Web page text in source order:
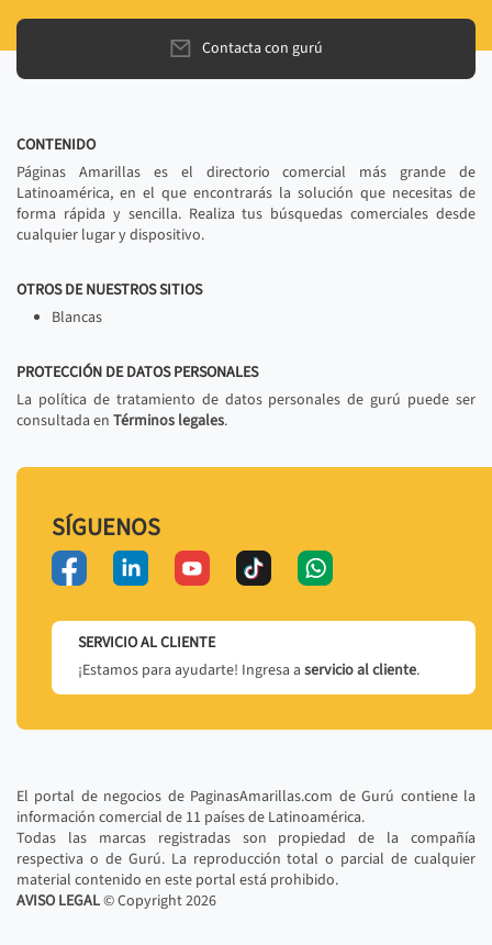
Contacta con gurú
CONTENIDO
Páginas Amarillas es el directorio comercial más grande de
Latinoamérica, en el que encontrarás la solución que necesitas de
forma rápida y sencilla. Realiza tus búsquedas comerciales desde
cualquier lugar y dispositivo.
OTROS DE NUESTROS SITIOS
Blancas
PROTECCIÓN DE DATOS PERSONALES
La política de tratamiento de datos personales de gurú puede ser
consultada en Términos legales.
SÍGUENOS
SERVICIO AL CLIENTE
¡Estamos para ayudarte! Ingresa a servicio al cliente.
El portal de negocios de PaginasAmarillas.com de Gurú contiene la
información comercial de 11 países de Latinoamérica.
Todas las marcas registradas son propiedad de la compañía
respectiva o de Gurú. La reproducción total o parcial de cualquier
material contenido en este portal está prohibido.
AVISO LEGAL© Copyright2026